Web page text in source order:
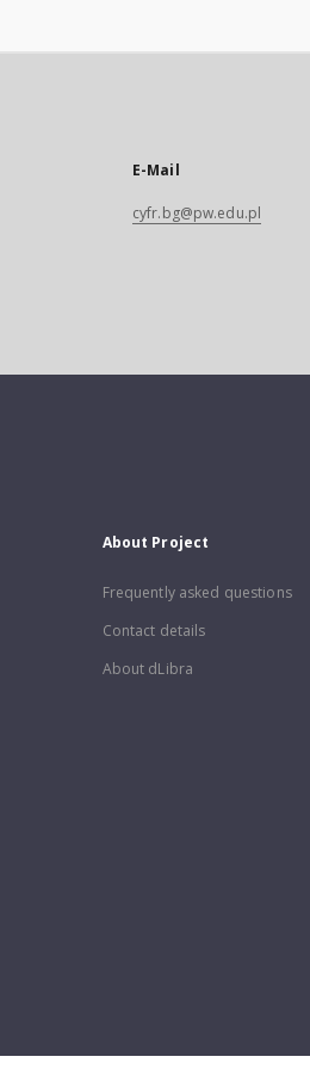
E-Mail
cyfr.bg@pw.edu.pl
About Project
Frequently asked questions
Contact details
About dLibra